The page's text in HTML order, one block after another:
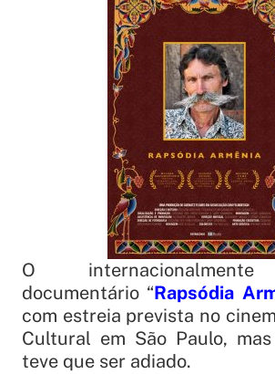
O
documentário “Rapsódia
com estreia prevista no
Cultural em São Paulo,
teve que ser adiado.